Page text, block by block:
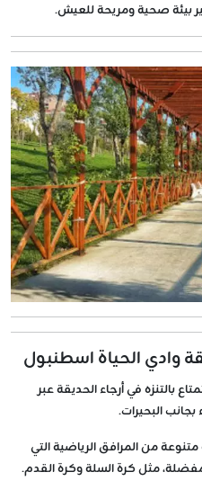
بيئة صحية ومريحة للعيش.
وادي الحياة اسطنبول
بالتنزه في أرجاء الحديقة عبر
البحيرات.
من المرافق الرياضية التي
مثل كرة السلة وكرة القدم.